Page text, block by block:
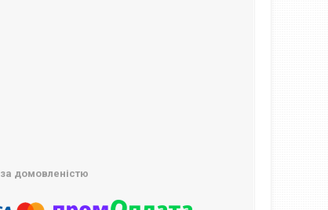
за домовленістю